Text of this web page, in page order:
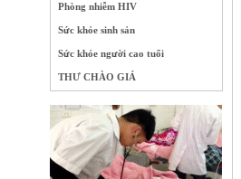
Phòng nhiễm HIV
Sức khỏe sinh sản
Sức khỏe người cao tuổi
THƯ CHÀO GIÁ